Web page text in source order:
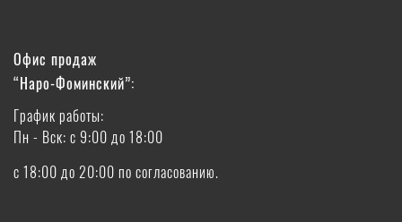
Офис продаж
“Наро-Фоминский”:
График работы:
Пн - Вск: с 9:00 до 18:00
с 18:00 до 20:00 по согласованию.